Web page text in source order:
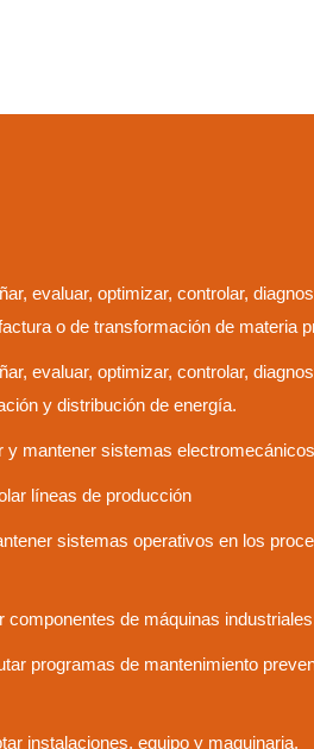
evaluar, optimizar, controlar,
o de transformación de materia
evaluar, optimizar, controlar,
y distribución de energía.
y mantener sistemas electromecánicos
líneas de producción
sistemas operativos en los
componentes de máquinas
programas de mantenimiento
instalaciones, equipo y maquinaria.